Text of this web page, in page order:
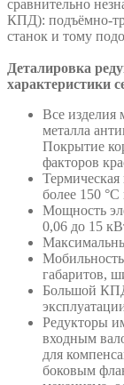
сравнительно
КПД): подъёмно-
станок и тому
Деталировка
характеристики
Все изделия
металла
Покрытие
факторов
Термическая
более 150
Мощность
0,06 до 15
габаритов,
Большой
Редукторы
входным
для
боковым